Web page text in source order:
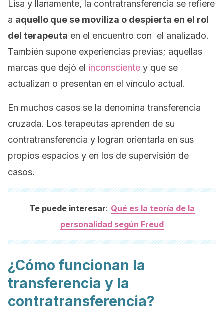
Lisa y llanamente, la contratransferencia se refiere
a aquello que se moviliza o despierta en el rol
del terapeuta en el encuentro con el analizado.
También supone experiencias previas; aquellas
marcas que dejó el inconsciente y que se
actualizan o presentan en el vínculo actual.
En muchos casos se la denomina transferencia
cruzada. Los terapeutas aprenden de su
contratransferencia y logran orientarla en sus
propios espacios y en los de supervisión de
casos.
Te puede interesar: Qué es la teoría de la
personalidad según Freud
¿Cómo funcionan la
transferencia y la
contratransferencia?